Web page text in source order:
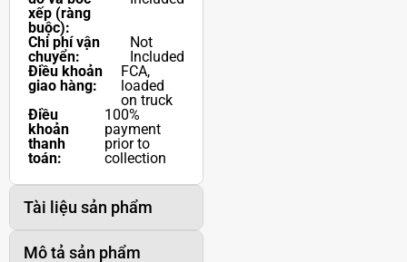
Chi phí tháo
dỡ và bốc
xếp (ràng
buộc):
Not
Chi phí vận
chuyển:
Not
Included
Điều khoản
giao hàng:
FCA,
loaded
on truck
Điều
khoản
thanh
100%
payment
prior to